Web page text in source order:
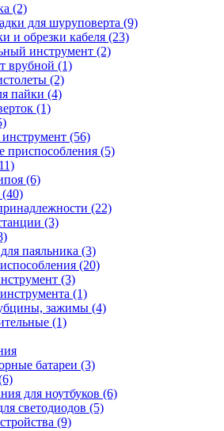
(2)
для шуруповерта (9)
и обрезки кабеля (23)
инструмент (2)
врубной (1)
(2)
пайки (4)
(1)
(56)
приспособления (5)
(6)
(22)
(3)
паяльника (3)
(20)
(3)
(1)
зажимы (4)
(1)
батареи (3)
для ноутбуков (6)
светодиодов (5)
(9)